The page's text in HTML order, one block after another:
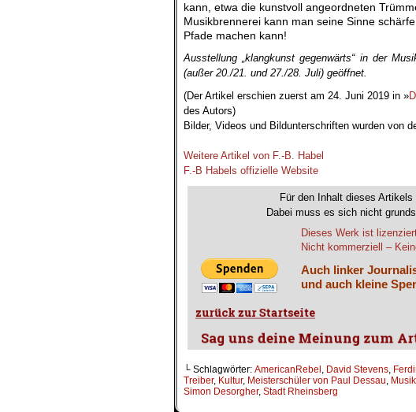
kann, etwa die kunstvoll angeordneten
Musikbrennerei kann man seine Sinne
Pfade machen kann!
Ausstellung „klangkunst gegenwärts“ in der
(außer 20./21. und 27./28. Juli) geöffnet.
(Der Artikel erschien zuerst am 24. Juni 2019 in »
des Autors)
Bilder, Videos und Bildunterschriften wurden von
Weitere Artikel von F.-B. Habel
F.-B Habels offizielle Website
Für den Inhalt dieses
Dabei muss es sich nicht
Dieses Werk ist
Nicht kommerziell –
Auch linker
und auch kleine
└ Schlagwörter: AmericanRebel , David Stevens,
Treiber, Kultur, Meisterschüler von Paul Dessau,
Simon Desorgher, Stadt Rheinsberg